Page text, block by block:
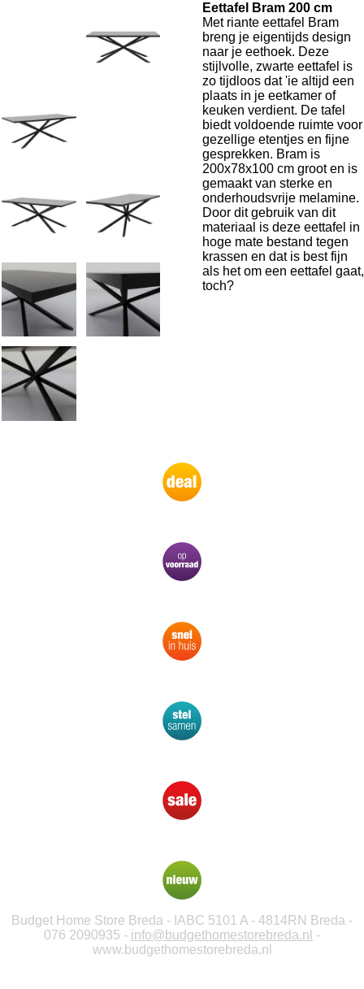
Eettafel Bram 200 cm
Met riante eettafel Bram
breng je eigentijds design
naar je eethoek. Deze
stijlvolle, zwarte eettafel is
zo tijdloos dat 'ie altijd een
plaats in je eetkamer of
keuken verdient. De tafel
biedt voldoende ruimte voor
gezellige etentjes en fijne
gesprekken. Bram is
200x78x100 cm groot en is
gemaakt van sterke en
onderhoudsvrije melamine.
Door dit gebruik van dit
materiaal is deze eettafel in
hoge mate bestand tegen
krassen en dat is best fijn
als het om een eettafel gaat,
toch?
Budget Home Store Breda - IABC 5101 A - 4814RN Breda -
076 2090935 - info@budgethomestorebreda.nl -
www.budgethomestorebreda.nl